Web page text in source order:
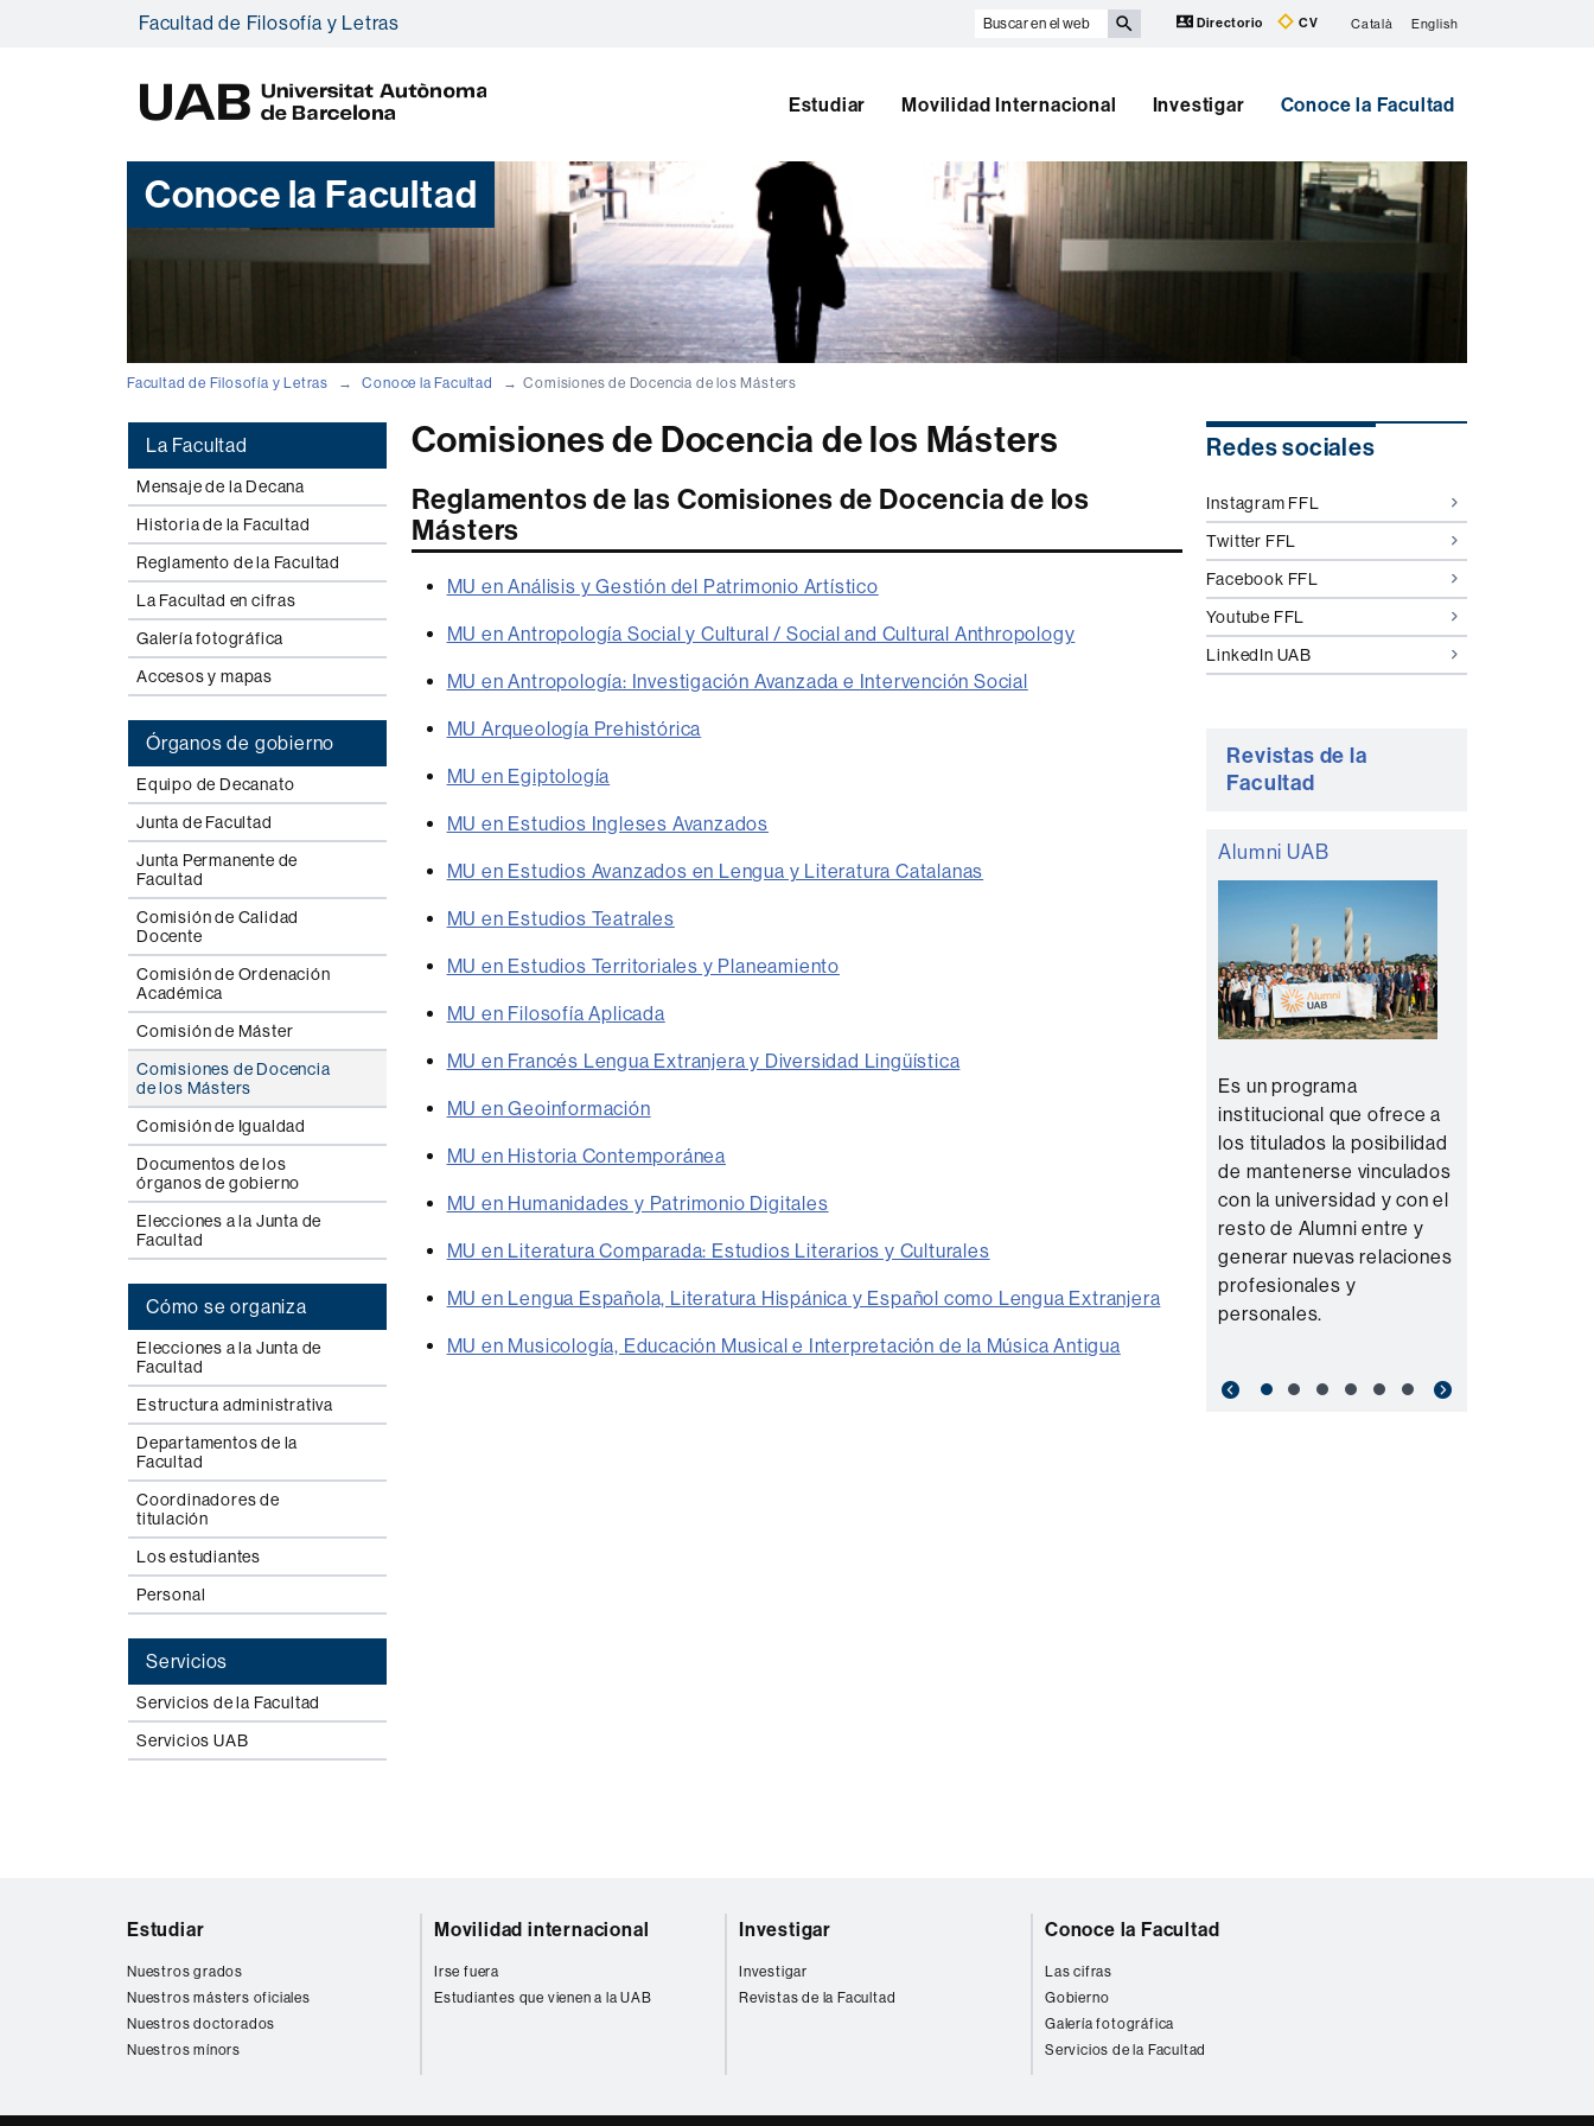
Facultad de Filosofía y Letras
Buscar
Directorio CV Català English
B
Estudiar Movilidad Internacional Investigar Conoce la Facultad
Conoce la Facultad
Facultad de Filosofía y Letras Conoce la Facultad Comisiones de Docencia de los Másters
La Facultad
Mensaje de la Decana
Historia de la Facultad
Reglamento de la Facultad
La Facultad en cifras
Galería fotográfica
Accesos y mapas
Órganos de gobierno
Equipo de Decanato
Junta de Facultad
Junta Permanente de
Facultad
Comisión de Calidad
Docente
Comisión de Ordenación
Académica
Comisión de Máster
Comisiones de Docencia
de los Másters
Comisión de Igualdad
Documentos de los
órganos de gobierno
Elecciones a la Junta de
Facultad
Cómo se organiza
Elecciones a la Junta de
Facultad
Estructura administrativa
Departamentos de la
Facultad
Coordinadores de
titulación
Los estudiantes
Personal
Servicios
Servicios de la Facultad
Servicios UAB
Comisiones de Docencia de los Másters
Reglamentos de las Comisiones de Docencia de los
Másters
MU en Análisis y Gestión del Patrimonio Artístico
MU en Antropología Social y Cultural / Social and Cultural Anthropology
MU en Antropología: Investigación Avanzada e Intervención Social
MU Arqueología Prehistórica
MU en Egiptología
MU en Estudios Ingleses Avanzados
MU en Estudios Avanzados en Lengua y Literatura Catalanas
MU en Estudios Teatrales
MU en Estudios Territoriales y Planeamiento
MU en Filosofía Aplicada
MU en Francés Lengua Extranjera y Diversidad Lingüística
MU en Geoinformación
MU en Historia Contemporánea
MU en Humanidades y Patrimonio Digitales
MU en Literatura Comparada: Estudios Literarios y Culturales
MU en Lengua Española, Literatura Hispánica y Español como Lengua Extranjera
MU en Musicología, Educación Musical e Interpretación de la Música Antigua
Información
Redes sociales
Instagram FFL
Twitter FFL
Facebook FFL
Youtube FFL
LinkedIn UAB
Revistas de la
Facultad
Alumni UAB
Es un programa
institucional que ofrece a
los titulados la posibilidad
de mantenerse vinculados
con la universidad y con el
resto de Alumni entre y
generar nuevas relaciones
profesionales y
personales.
Previous Next
Estudiar
Nuestros grados
Nuestros másters oficiales
Nuestros doctorados
Nuestros mínors
Movilidad internacional
Irse fuera
Estudiantes que vienen a la UAB
Investigar
Investigar
Revistas de la Facultad
Conoce la Facultad
Las cifras
Gobierno
Galería fotográfica
Servicios de la Facultad